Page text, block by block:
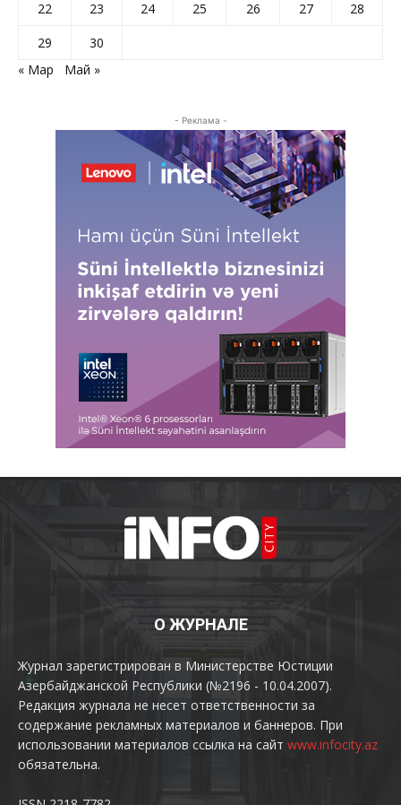
22
23 24 25 26 27
28
29
30
« Мар
Май »
- Реклама -
О ЖУРНАЛЕ
Журнал зарегистрирован в Министерстве Юстиции
Азербайджанской Республики (№2196 - 10.04.2007).
Редакция журнала не несет ответственности за
содержание рекламных материалов и баннеров. При
использовании материалов ссылка на сайт www.infocity.az
обязательна.